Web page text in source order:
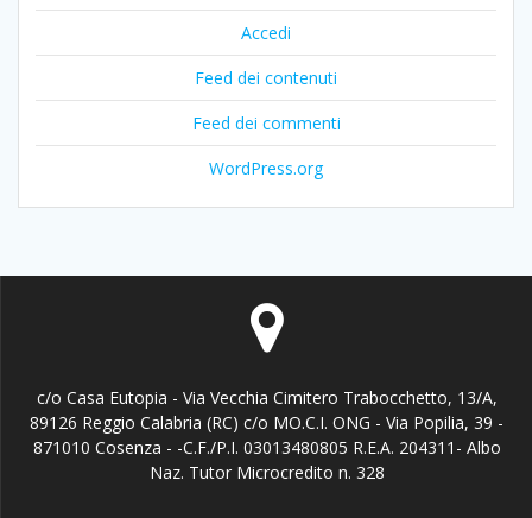
Accedi
Feed dei contenuti
Feed dei commenti
WordPress.org
c/o Casa Eutopia - Via Vecchia Cimitero Trabocchetto, 13/A,
89126 Reggio Calabria (RC) c/o MO.C.I. ONG - Via Popilia, 39 -
871010 Cosenza - -C.F./P.I. 03013480805 R.E.A. 204311- Albo
Naz. Tutor Microcredito n. 328